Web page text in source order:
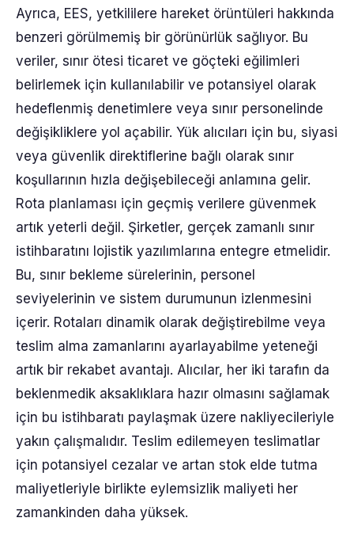
Ayrıca, EES, yetkililere hareket örüntüleri hakkında
benzeri görülmemiş bir görünürlük sağlıyor. Bu
veriler, sınır ötesi ticaret ve göçteki eğilimleri
belirlemek için kullanılabilir ve potansiyel olarak
hedeflenmiş denetimlere veya sınır personelinde
değişikliklere yol açabilir. Yük alıcıları için bu, siyasi
veya güvenlik direktiflerine bağlı olarak sınır
koşullarının hızla değişebileceği anlamına gelir.
Rota planlaması için geçmiş verilere güvenmek
artık yeterli değil. Şirketler, gerçek zamanlı sınır
istihbaratını lojistik yazılımlarına entegre etmelidir.
Bu, sınır bekleme sürelerinin, personel
seviyelerinin ve sistem durumunun izlenmesini
içerir. Rotaları dinamik olarak değiştirebilme veya
teslim alma zamanlarını ayarlayabilme yeteneği
artık bir rekabet avantajı. Alıcılar, her iki tarafın da
beklenmedik aksaklıklara hazır olmasını sağlamak
için bu istihbaratı paylaşmak üzere nakliyecileriyle
yakın çalışmalıdır. Teslim edilemeyen teslimatlar
için potansiyel cezalar ve artan stok elde tutma
maliyetleriyle birlikte eylemsizlik maliyeti her
zamankinden daha yüksek.